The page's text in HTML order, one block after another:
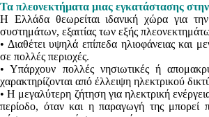
Τα πλεονεκτήματα μιας εγκατάστασης
Η Ελλάδα θεωρείται ιδανική χώρα για
συστημάτων, εξαιτίας των εξής
• Διαθέτει υψηλά επίπεδα ηλιοφάνειας και
σε πολλές περιοχές.
• Υπάρχουν πολλές νησιωτικές ή
χαρακτηρίζονται από έλλειψη ηλεκτρικού
• Η μεγαλύτερη ζήτηση για ηλεκτρική
περίοδο, όταν και η παραγωγή της μπορεί